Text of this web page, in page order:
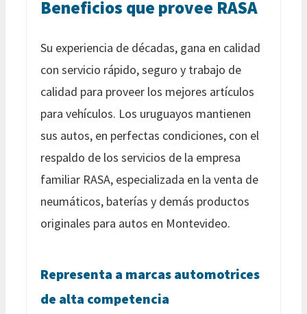
Beneficios que provee RASA
Su experiencia de décadas, gana en calidad
con servicio rápido, seguro y trabajo de
calidad para proveer los mejores artículos
para vehículos. Los uruguayos mantienen
sus autos, en perfectas condiciones, con el
respaldo de los servicios de la empresa
familiar RASA, especializada en la venta de
neumáticos, baterías y demás productos
originales para autos en Montevideo.
Representa a marcas automotrices
de alta competencia